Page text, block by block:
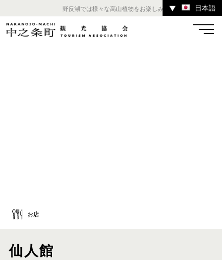
野反湖では様々な高山植物をお楽しみいただけます。 ／
▼ 日本語
お店
仙人館